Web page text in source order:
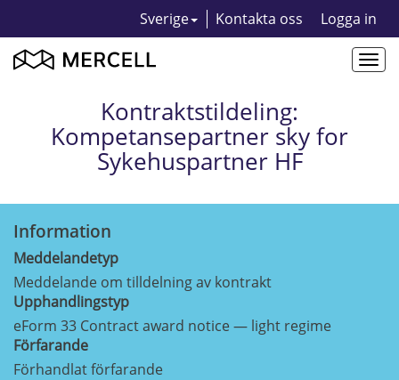
Sverige Kontakta oss Logga in
Kontraktstildeling:
Kompetansepartner sky for
Sykehuspartner HF
Information
Meddelandetyp
Meddelande om tilldelning av kontrakt
Upphandlingstyp
eForm 33 Contract award notice — light regime
Förfarande
Förhandlat förfarande